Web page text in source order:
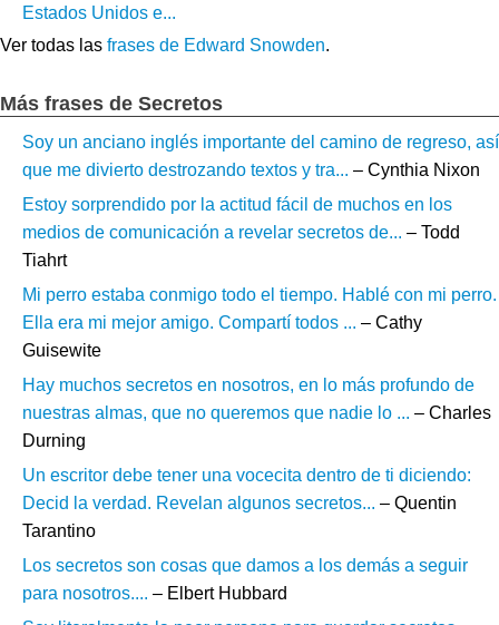
Estados Unidos e...
Ver todas las frases de Edward Snowden.
Más frases de Secretos
Soy un anciano inglés importante del camino de regreso, así
que me divierto destrozando textos y tra... – Cynthia Nixon
Estoy sorprendido por la actitud fácil de muchos en los
medios de comunicación a revelar secretos de... – Todd
Tiahrt
Mi perro estaba conmigo todo el tiempo. Hablé con mi perro.
Ella era mi mejor amigo. Compartí todos ... – Cathy
Guisewite
Hay muchos secretos en nosotros, en lo más profundo de
nuestras almas, que no queremos que nadie lo ... – Charles
Durning
Un escritor debe tener una vocecita dentro de ti diciendo:
Decid la verdad. Revelan algunos secretos... – Quentin
Tarantino
Los secretos son cosas que damos a los demás a seguir
para nosotros.... – Elbert Hubbard